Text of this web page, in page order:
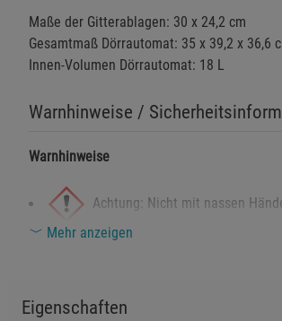
Maße der Gitterablagen: 30 x 24,2 cm
Gesamtmaß Dörrautomat: 35 x 39,2 x 36,6
Innen-Volumen Dörrautomat: 18 L
Warnhinweise /
Warnhinweise
Achtung: Nicht mit nassen
feuchten Oberflächen betreiben. Gefahr
Erstickungsgefahr: Gerät von
Mehr anzeigen
Eigenschaften
Cookie-Informationen